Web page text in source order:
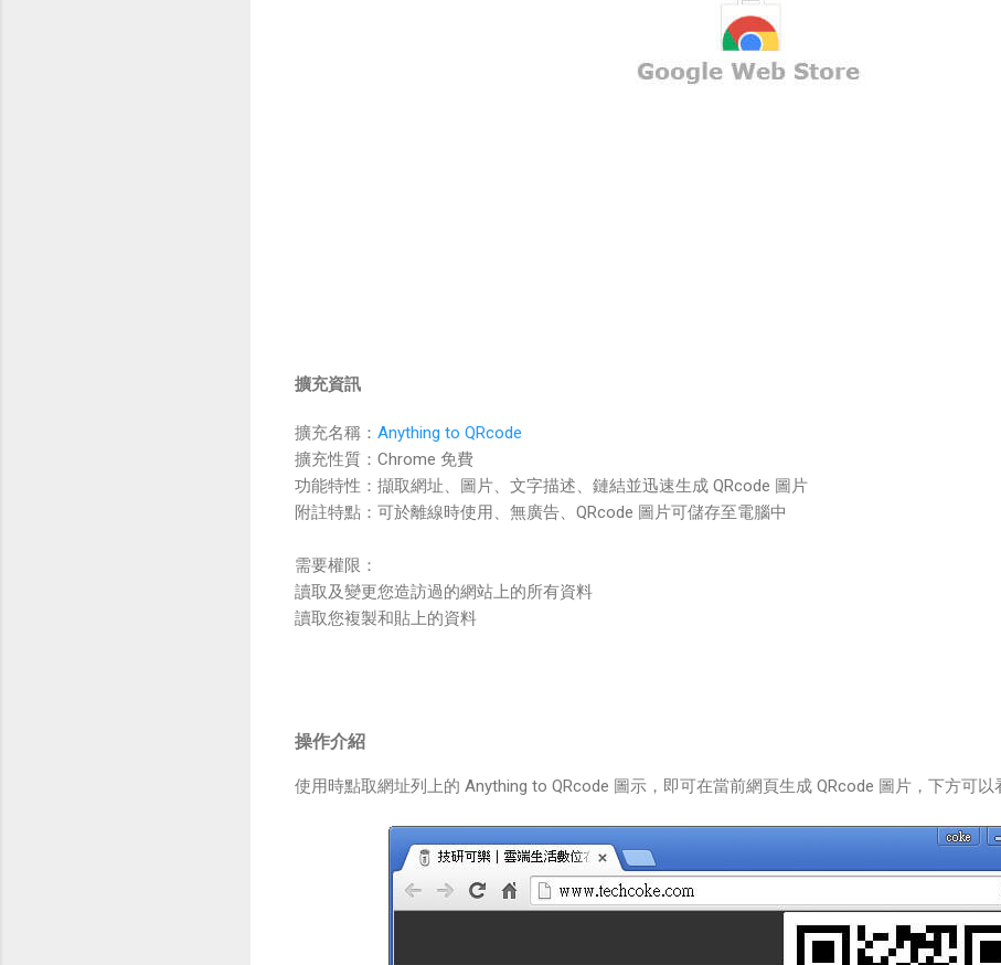
擴充資訊
擴充名稱： Anything to QRcode
擴充性質：Chrome 免費
功能特性：擷取網址、圖片、文字描述、鏈結並迅速生成 QRcode 圖片
附註特點：可於離線時使用、無廣告、QRcode 圖片可儲存至電腦中
需要權限：
讀取及變更您造訪過的網站上的所有資料
讀取您複製和貼上的資料
操作介紹
使用時點取網址列上的 Anything to QRcode 圖示，即可在當前網頁生成 QRcode 圖片，下方可以